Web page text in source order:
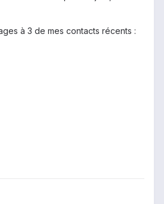
à 3 de mes contacts récents :